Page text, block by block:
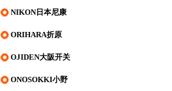
NIKON日本尼康
ORIHARA折原
OJIDEN大阪开关
ONOSOKKI小野